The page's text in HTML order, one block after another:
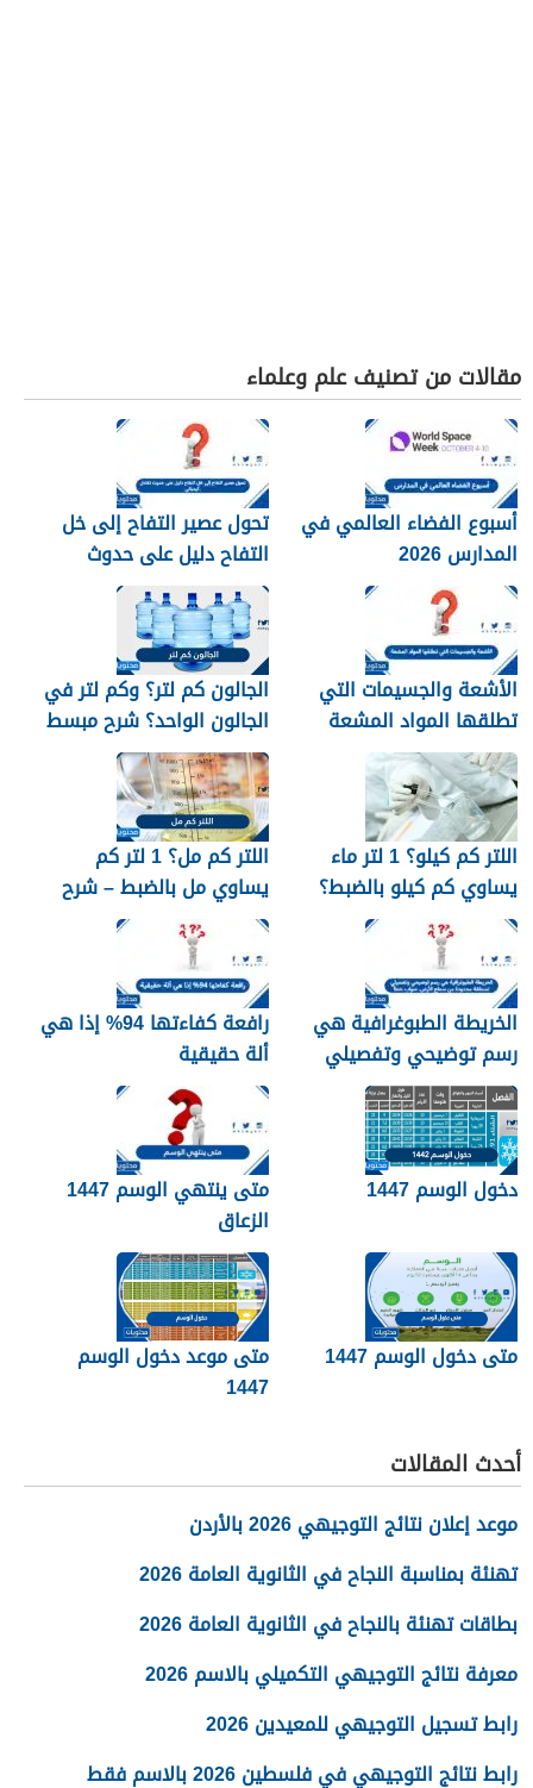
مقالات من تصنيف علم وعلماء
أسبوع الفضاء العالمي في
المدارس 2026
تحول عصير التفاح إلى خل
التفاح دليل على حدوث
تفاعل كيميائي.
الأشعة والجسيمات التي
تطلقها المواد المشعة
الجالون كم لتر؟ وكم لتر في
الجالون الواحد؟ شرح مبسط
اللتر كم كيلو؟ 1 لتر ماء
يساوي كم كيلو بالضبط؟
اللتر كم مل؟ 1 لتر كم
يساوي مل بالضبط – شرح
مبسّط وواضح
الخريطة الطبوغرافية هي
رسم توضيحي وتفصيلي
لمنطقة محدودة من سطح
الأرض. صواب خطأ
رافعة كفاءتها 94% إذا هي
ألة حقيقية
دخول الوسم 1447
متى ينتهي الوسم 1447
الزعاق
متى دخول الوسم 1447
متى موعد دخول الوسم
1447
أحدث المقالات
موعد إعلان نتائج التوجيهي 2026 بالأردن
تهنئة بمناسبة النجاح في الثانوية العامة 2026
بطاقات تهنئة بالنجاح في الثانوية العامة 2026
معرفة نتائج التوجيهي التكميلي بالاسم 2026
رابط تسجيل التوجيهي للمعيدين 2026
رابط نتائج التوجيهي في فلسطين 2026 بالاسم فقط